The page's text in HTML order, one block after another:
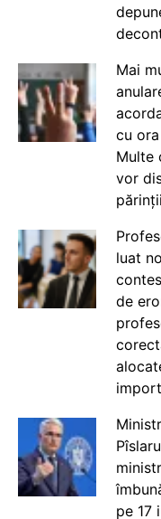
Mai
cu
Multe
vor
părinții
luat
de
pe 17